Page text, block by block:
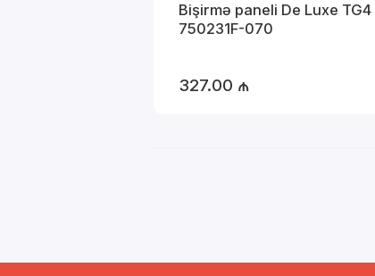
Bişirmə paneli De Luxe TG4
750231F-070
327.00 ₼